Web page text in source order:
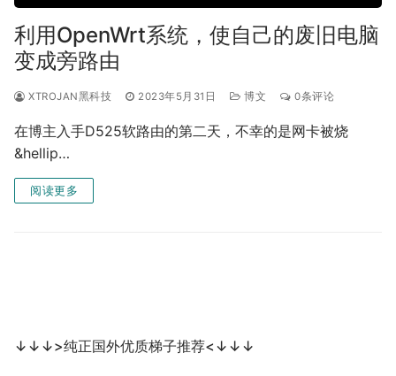
利用OpenWrt系统，使自己的废旧电脑
变成旁路由
XTROJAN黑科技 2023年5月31日 博文 0条评论
在博主入手D525软路由的第二天，不幸的是网卡被烧
&hellip…
阅读更多
↓↓↓>纯正国外优质梯子推荐<↓↓↓